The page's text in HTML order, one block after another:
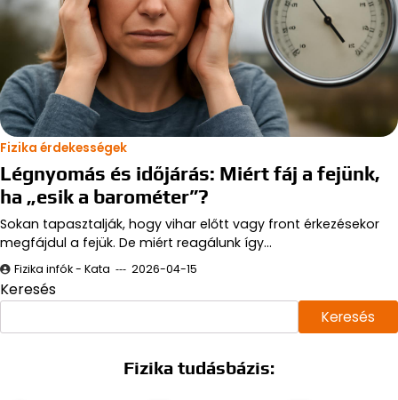
Fizika érdekességek
Légnyomás és időjárás: Miért fáj a fejünk,
ha „esik a barométer”?
Sokan tapasztalják, hogy vihar előtt vagy front érkezésekor
megfájdul a fejük. De miért reagálunk így…
Fizika infók - Kata 2026-04-15
Keresés
Keresés
Fizika tudásbázis: